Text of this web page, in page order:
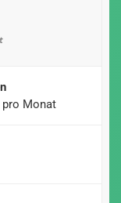
pro Monat